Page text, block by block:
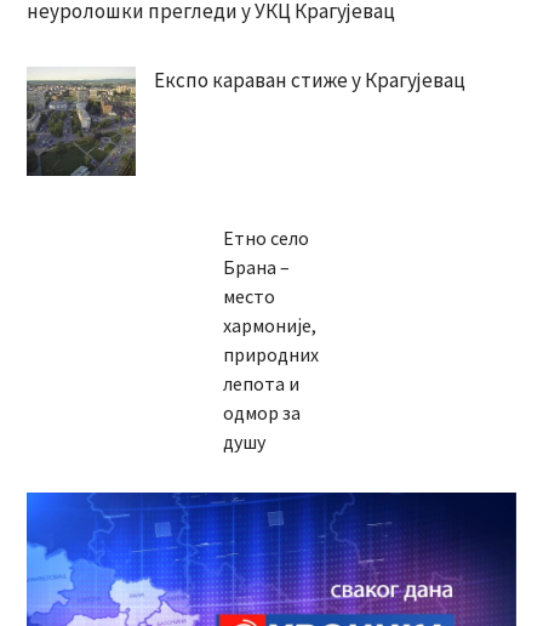
неуролошки прегледи у УКЦ Крагујевац
Експо караван стиже у Крагујевац
Етно село
Брана –
место
хармоније,
природних
лепота и
одмор за
душу